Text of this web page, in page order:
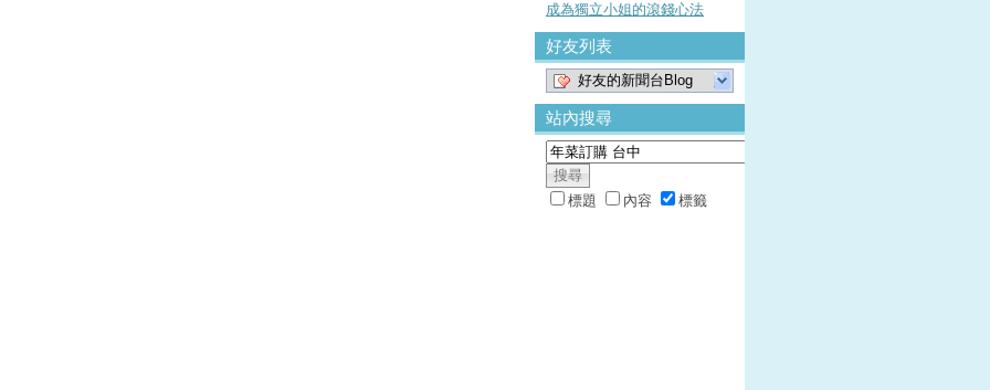
成為獨立小姐的滾錢心法
好友列表
好友的新聞台Blog
站內搜尋
標題 內容 標籤